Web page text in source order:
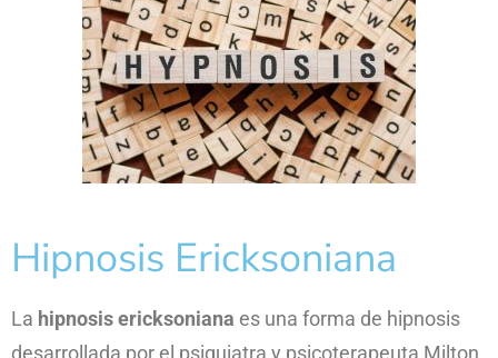
Hipnosis Ericksoniana
La hipnosis ericksoniana es una forma de hipnosis
desarrollada por el psiquiatra y psicoterapeuta Milton